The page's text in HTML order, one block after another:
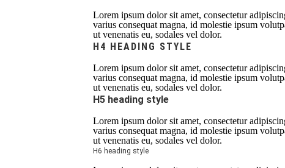
Lorem ipsum dolor sit amet, consectetur
varius consequat magna, id molestie ipsum
ut venenatis eu, sodales vel dolor.
H4 HEADING STYLE
Lorem ipsum dolor sit amet, consectetur
varius consequat magna, id molestie ipsum
ut venenatis eu, sodales vel dolor.
H5 heading style
Lorem ipsum dolor sit amet, consectetur
varius consequat magna, id molestie ipsum
ut venenatis eu, sodales vel dolor.
H6 heading style